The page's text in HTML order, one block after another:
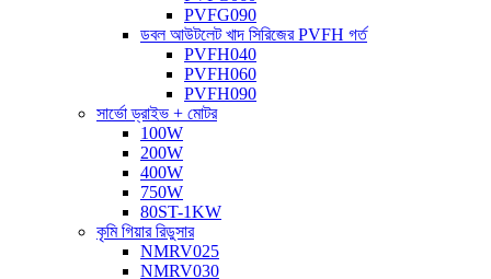
PVFG090
ডবল আউটলেট খাদ সিরিজের PVFH গর্ত
PVFH040
PVFH060
PVFH090
সার্ভো ড্রাইভ + মোটর
100W
200W
400W
750W
80ST-1KW
কৃমি গিয়ার রিডুসার
NMRV025
NMRV030